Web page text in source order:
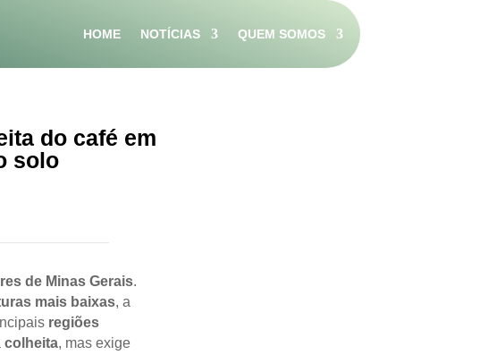
HOME NOTÍCIAS QUEM SOMOS
do café em
solo
de Minas Gerais.
mais baixas, a
regiões
colheita, mas exige